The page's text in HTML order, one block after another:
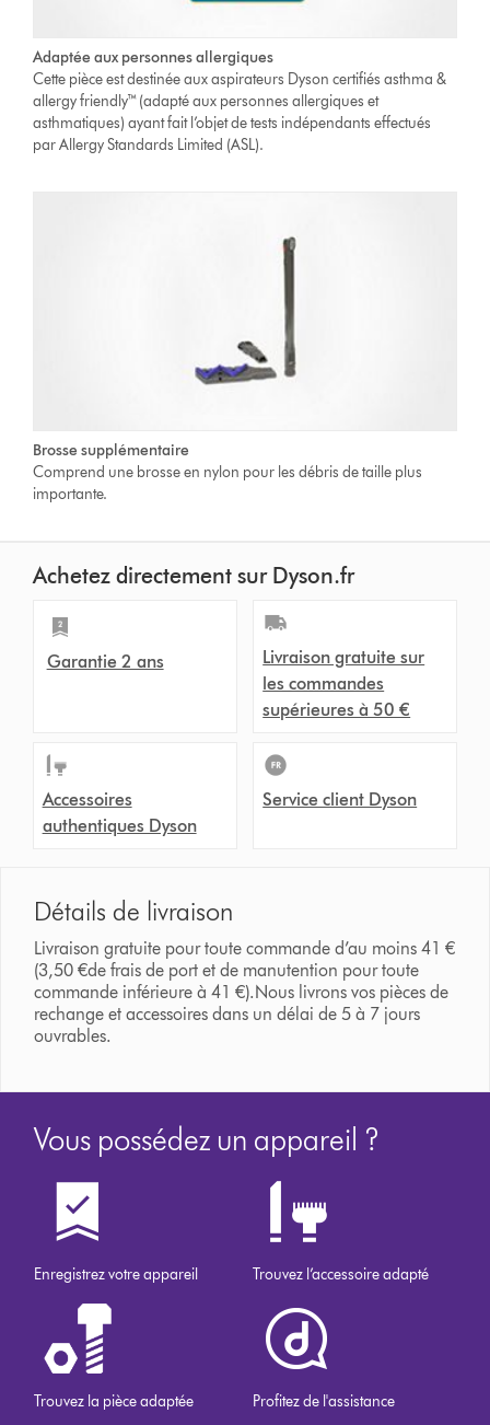
Adaptée aux personnes allergiques
Cette pièce est destinée aux aspirateurs Dyson certifiés asthma &
allergy friendly™ (adapté aux personnes allergiques et
asthmatiques) ayant fait l’objet de tests indépendants effectués
par Allergy Standards Limited (ASL).
Brosse supplémentaire
Comprend une brosse en nylon pour les débris de taille plus
importante.
Achetez directement sur Dyson.fr
Garantie 2 ans
Livraison gratuite sur
les commandes
supérieures à 50 €
Accessoires
authentiques Dyson
Service client Dyson
Détails de livraison
Livraison gratuite pour toute commande d’au moins 41 €
(3,50 €de frais de port et de manutention pour toute
commande inférieure à 41 €).Nous livrons vos pièces de
rechange et accessoires dans un délai de 5 à 7 jours
ouvrables.
Vous possédez un appareil ?
Enregistrez votre appareil Trouvez l’accessoire adapté
Trouvez la pièce adaptée Profitez de l'assistance